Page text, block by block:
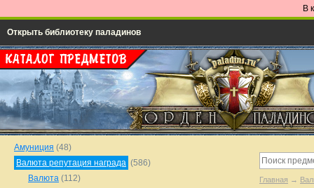
В
Открыть библиотеку паладинов
Главная →
Амуниция (48)
Валюта репутация награда (586)
Валюта (112)